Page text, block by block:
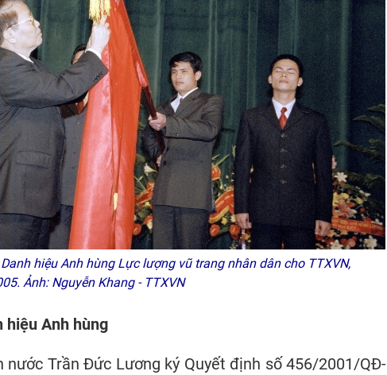
hiệu Anh hùng Lực lượng vũ trang nhân dân cho TTXVN,
Ảnh: Nguyễn Khang - TTXVN
hiệu Anh hùng
Trần Đức Lương ký Quyết định số 456/2001/QĐ-